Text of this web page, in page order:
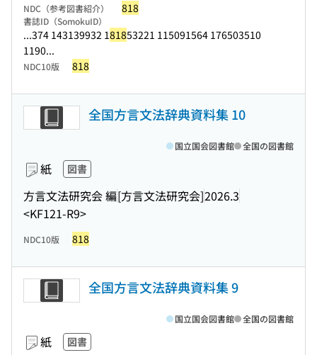
NDC（参考図書紹介） 818
書誌ID（SomokuID）
...374 143139932 181853221 115091564 176503510
1190...
NDC10版 818
全国方言文法辞典資料集 10
紙 図書
方言文法研究会 編[方言文法研究会]2026.3
<KF121-R9>
国立国会図書館 全国の図書館
NDC10版 818
全国方言文法辞典資料集 9
紙 図書
国立国会図書館 全国の図書館